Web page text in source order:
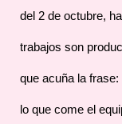
del 2 de octubre,
trabajos son
que acuña la frase:
lo que come el